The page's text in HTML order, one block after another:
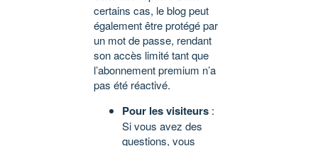
certains cas, le blog peut
également être protégé par
un mot de passe, rendant
son accès limité tant que
l’abonnement premium n’a
pas été réactivé.
Pour les visiteurs :
Si vous avez des
questions, vous